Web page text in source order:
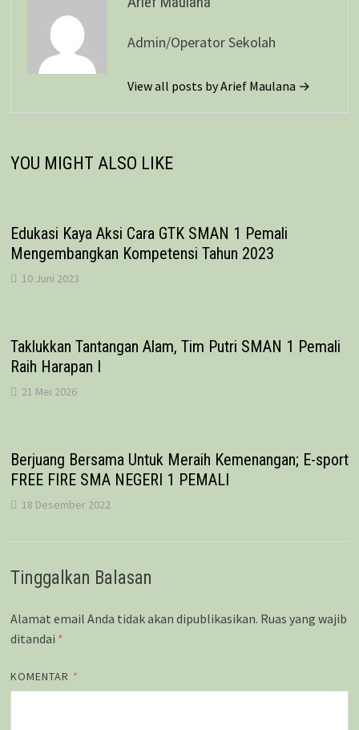
Admin/Operator Sekolah
View all posts by Arief Maulana →
YOU MIGHT ALSO LIKE
Edukasi Kaya Aksi Cara GTK SMAN 1 Pemali
Mengembangkan Kompetensi Tahun 2023
10 Juni 2023
Taklukkan Tantangan Alam, Tim Putri SMAN 1 Pemali
Raih Harapan I
21 Mei 2026
Berjuang Bersama Untuk Meraih Kemenangan; E-sport
FREE FIRE SMA NEGERI 1 PEMALI
18 Desember 2022
Tinggalkan Balasan
Alamat email Anda tidak akan dipublikasikan. Ruas yang wajib
ditandai *
KOMENTAR *